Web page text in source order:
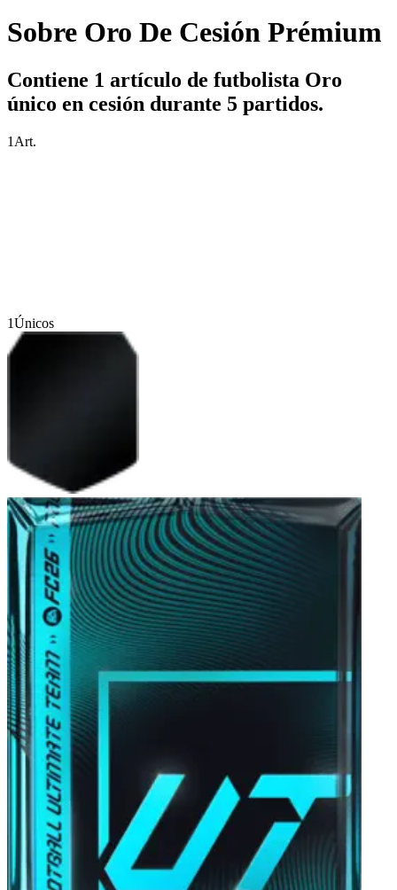
Sobre Oro De Cesión Prémium
Contiene 1 artículo de futbolista Oro
único en cesión durante 5 partidos.
1 Art.
1Únicos